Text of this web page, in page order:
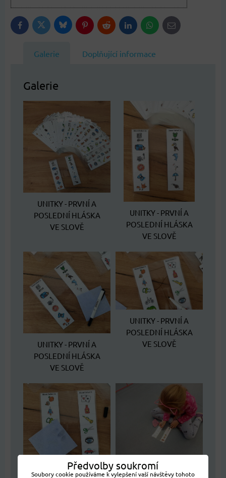
FacebookTwitterBlueskyPinterestReddit LinkedInWhatsApp
E-
mail
Galerie Doplňující informace
Galerie
UNITKY - PRVNÍ A
POSLEDNÍ HLÁSKA
VE SLOVĚ
UNITKY - PRVNÍ A
POSLEDNÍ HLÁSKA
VE SLOVĚ
UNITKY - PRVNÍ A
POSLEDNÍ HLÁSKA
VE SLOVĚ
UNITKY - PRVNÍ A
POSLEDNÍ HLÁSKA
VE SLOVĚ
UNITKY - PRVNÍ A
Předvolby soukromí
Soubory cookie používáme k vylepšení vaší návštěvy tohoto